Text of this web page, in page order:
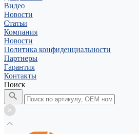
Видео
Новости
Статьи
Компания
Новости
Политика конфиденциальности
Партнеры
Гарантия
Контакты
Поиск